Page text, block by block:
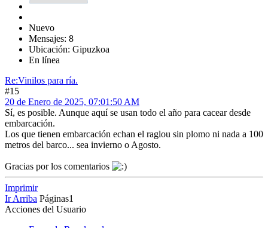
Nuevo
Mensajes: 8
Ubicación: Gipuzkoa
En línea
Re:Vinilos para ría.
#15
20 de Enero de 2025, 07:01:50 AM
Sí, es posible. Aunque aquí se usan todo el año para cacear desde
embarcación.
Los que tienen embarcación echan el raglou sin plomo ni nada a 100
metros del barco... sea invierno o Agosto.
Gracias por los comentarios
Imprimir
Ir Arriba Páginas1
Acciones del Usuario